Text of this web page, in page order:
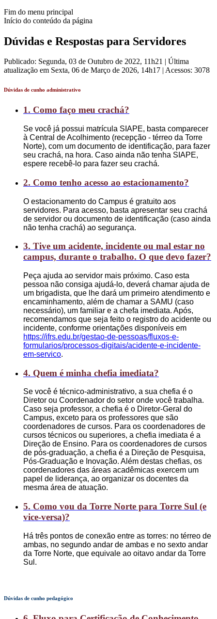
Fim do menu principal
Início do conteúdo da página
Dúvidas e Respostas para Servidores
Publicado: Segunda, 03 de Outubro de 2022, 11h21 | Última
atualização em Sexta, 06 de Março de 2026, 14h17 | Acessos: 3078
Dúvidas de cunho administrativo
1. Como faço meu crachá?
Se você já possui matrícula SIAPE, basta comparecer
à Central de Acolhimento (recepção - térreo da Torre
Norte), com um documento de identificação, para fazer
seu crachá, na hora. Caso ainda não tenha SIAPE,
espere recebê-lo para fazer seu crachá.
2. Como tenho acesso ao estacionamento?
O estacionamento do Campus é gratuito aos
servidores. Para acesso, basta apresentar seu crachá
de servidor ou documento de identificação (caso ainda
não tenha crachá) ao segurança.
3. Tive um acidente, incidente ou mal estar no
campus, durante o trabalho. O que devo fazer?
Peça ajuda ao servidor mais próximo. Caso esta
pessoa não consiga ajudá-lo, deverá chamar ajuda de
um brigadista, que lhe dará um primeiro atendimento e
encaminhamento, além de chamar a SAMU (caso
necessário), um familiar e a chefa imediata. Após,
recomendamos que seja feito o registro do acidente ou
incidente, conforme orientações disponíveis em
https://ifrs.edu.br/gestao-de-pessoas/fluxos-e-
formularios/processos-digitais/acidente-e-incidente-
em-servico.
4. Quem é minha chefia imediata?
Se você é técnico-administrativo, a sua chefia é o
Diretor ou Coordenador do setor onde você trabalha.
Caso seja professor, a chefia é o Diretor-Geral do
Campus, exceto para os professores que são
coordenadores de cursos. Para os coordenadores de
cursos técnicos ou superiores, a chefia imediata é a
Direção de Ensino. Para os coordenadores de cursos
de pós-graduação, a chefia é a Direção de Pesquisa,
Pós-Graduação e Inovação. Além destas chefias, os
coordenadores das áreas acadêmicas exercem um
papel de liderança, ao organizar os docentes da
mesma área de atuação.
5. Como vou da Torre Norte para Torre Sul (e
vice-versa)?
Há três pontos de conexão entre as torres: no térreo de
ambas, no segundo andar de ambas e no sexto andar
da Torre Norte, que equivale ao oitavo andar da Torre
Sul.
Dúvidas de cunho pedagógico